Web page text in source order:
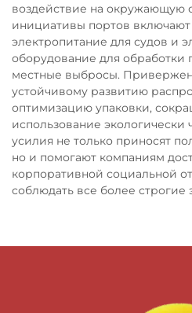
воздействие на окружающую
инициативы портов
электропитание для судов и
оборудование для обработки
местные выбросы.
устойчивому развитию
оптимизацию упаковки,
использование экологически
усилия не только приносят
но и помогают компаниям
корпоративной социальной
соблюдать все более